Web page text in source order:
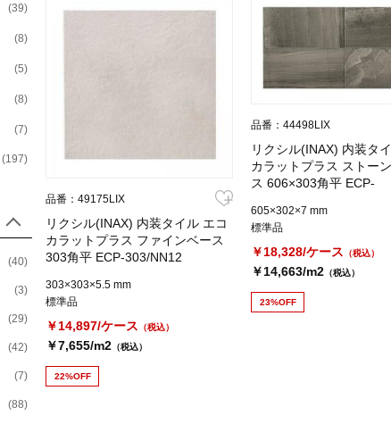
(39)
(8)
(5)
(8)
(7)
(197)
(40)
(3)
(29)
(42)
(7)
(88)
品番：49175LIX
リクシル(INAX) 内装タイル エコ
カラットプラス ファインベース
303角平 ECP-303/NN12
303×303×5.5 mm
標準品
￥14,897/ケース （税込）
￥7,655/m2 （税込）
22%OFF
品番：44498LIX
リクシル(INAX) 内装タ
カラットプラス ストー
ス 606×303角平 ECP-
605×302×7 mm
標準品
￥18,328/ケース （税込）
￥14,663/m2 （税込）
23%OFF